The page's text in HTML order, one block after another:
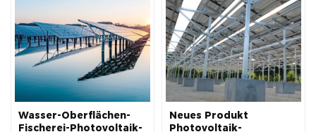
Wasser-Oberflächen-
Fischerei-Photovoltaik-
Neues Produkt
Photovoltaik-